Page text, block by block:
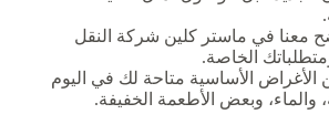
معنا في ماستر كلين شركة النقل
الخاصة.
الأساسية متاحة لك في اليوم
والماء، وبعض الأطعمة الخفيفة.